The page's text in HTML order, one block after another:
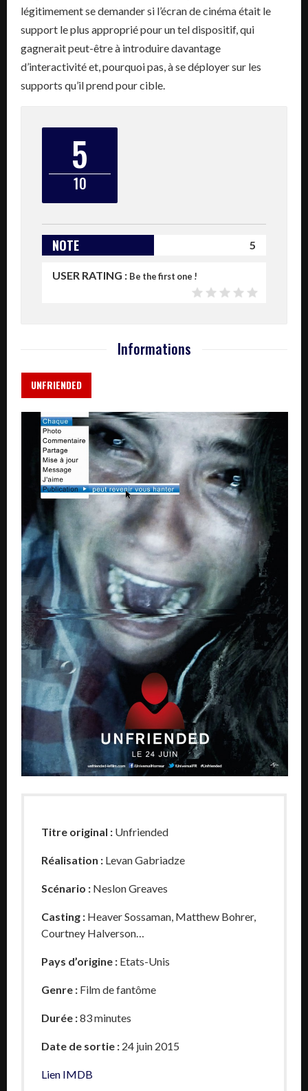
légitimement se demander si l’écran de cinéma était le
support le plus approprié pour un tel dispositif, qui
gagnerait peut-être à introduire davantage
d’interactivité et, pourquoi pas, à se déployer sur les
supports qu’il prend pour cible.
5
10
NOTE 5
USER RATING : Be the first one !
Informations
UNFRIENDED
Titre original : Unfriended
Réalisation : Levan Gabriadze
Scénario : Neslon Greaves
Casting : Heaver Sossaman, Matthew Bohrer,
Courtney Halverson…
Pays d’origine : Etats-Unis
Genre : Film de fantôme
Durée :83 minutes
Date de sortie : 24 juin 2015
Lien IMDB